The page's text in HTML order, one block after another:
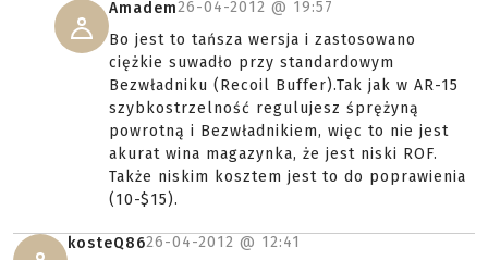
Amadem26-04-2012 @ 19:57
Bo jest to tańsza wersja i zastosowano
ciężkie suwadło przy standardowym
Bezwładniku (Recoil Buffer).Tak jak w AR-15
szybkostrzelność regulujesz śprężyną
powrotną i Bezwładnikiem, więc to nie jest
akurat wina magazynka, że jest niski ROF.
Także niskim kosztem jest to do poprawienia
(10-$15).
kosteQ8626-04-2012 @ 12:41